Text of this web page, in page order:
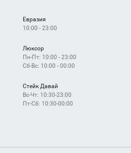
Евразия
10:00 - 23:00
Люксор
Пн-Пт: 10:00 - 23:00
Сб-Вс: 10:00 - 00:00
Стейк Давай
Вс-Чт: 10:30-23:00
Пт-Сб: 10:30-00:00